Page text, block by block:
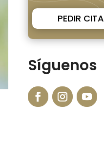
PEDIR CITA
Síguenos